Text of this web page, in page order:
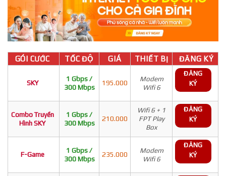
GÓI CƯỚC TỐC ĐỘ GIÁ THIẾT BỊ ĐĂNG KÝ
SKY
1 Gbps /
300 Mbps
195.000
Modem
Wifi 6
ĐĂNG
KÝ
Combo Truyền
Hình SKY
1 Gbps /
300 Mbps
210.000
Wifi 6 + 1
FPT Play
Box
ĐĂNG
KÝ
F-Game
1 Gbps /
300 Mbps
235.000
Modem
Wifi 6
ĐĂNG
KÝ